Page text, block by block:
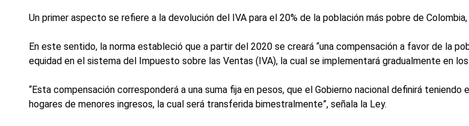
Un primer aspecto se refiere a la devolución del IVA para el 20% de la población más pobre de
En este sentido, la norma estableció que a partir del 2020 se creará “una compensación a favor de la
equidad en el sistema del Impuesto sobre las Ventas (IVA), la cual se implementará gradualmente en
“Esta compensación corresponderá a una suma fija en pesos, que el Gobierno nacional definirá teniendo
hogares de menores ingresos, la cual será transferida bimestralmente”, señala la Ley.